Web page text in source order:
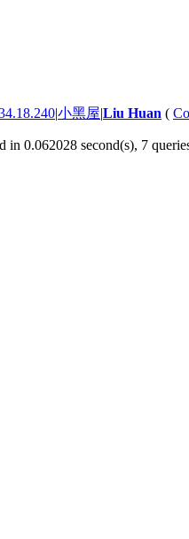
|小黑屋|Liu Huan (
in 0.062028 second(s), 7